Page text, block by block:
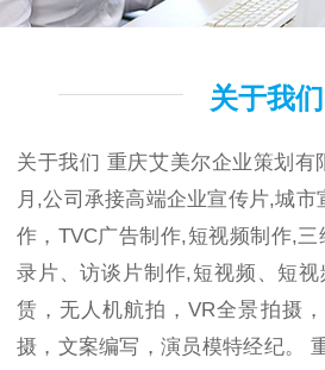
关于我们
关于我们 重庆艾美尔企业策划有
月,公司承接高端企业宣传片,城市
作，TVC广告制作,短视频制作,
录片、访谈片制作,短视频、短
赁，无人机航拍，VR全景拍摄
摄，文案编写，演员模特经纪。